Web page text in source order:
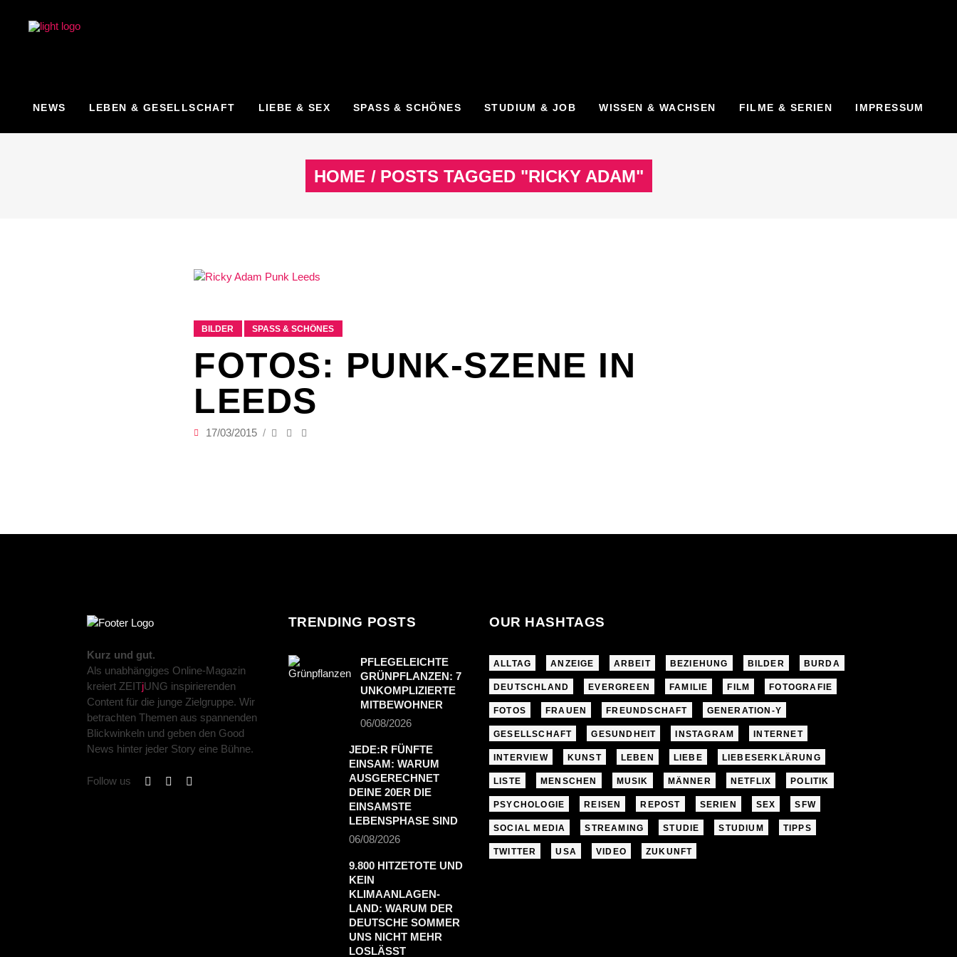
NEWS LEBEN & GESELLSCHAFT LIEBE & SEX SPASS & SCHÖNES STUDIUM & JOB WISSEN & WACHSEN FILME & SERIEN IMPRESSUM
HOME / POSTS TAGGED "RICKY ADAM"
BILDER SPASS & SCHÖNES
FOTOS: PUNK-SZENE IN
LEEDS
17/03/2015
Kurz und gut.
Als unabhängiges Online-Magazin
kreiert ZEITjUNG inspirierenden
Content für die junge Zielgruppe. Wir
betrachten Themen aus spannenden
Blickwinkeln und geben den Good
News hinter jeder Story eine Bühne.
Follow us
TRENDING POSTS
PFLEGELEICHTE
GRÜNPFLANZEN: 7
UNKOMPLIZIERTE
MITBEWOHNER
06/08/2026
JEDE:R FÜNFTE
EINSAM: WARUM
AUSGERECHNET
DEINE 20ER DIE
EINSAMSTE
LEBENSPHASE SIND
06/08/2026
9.800 HITZETOTE UND
KEIN
KLIMAANLAGEN-
LAND: WARUM DER
DEUTSCHE SOMMER
UNS NICHT MEHR
LOSLÄSST
OUR HASHTAGS
ALLTAG ANZEIGE ARBEIT BEZIEHUNG BILDER BURDA
DEUTSCHLAND EVERGREEN FAMILIE FILM FOTOGRAFIE
FOTOS FRAUEN FREUNDSCHAFT GENERATION-Y
GESELLSCHAFT GESUNDHEIT INSTAGRAM INTERNET
INTERVIEW KUNST LEBEN LIEBE LIEBESERKLÄRUNG
LISTE MENSCHEN MUSIK MÄNNER NETFLIX POLITIK
PSYCHOLOGIE REISEN REPOST SERIEN SEX SFW
SOCIAL MEDIA STREAMING STUDIE STUDIUM TIPPS
TWITTER USA VIDEO ZUKUNFT